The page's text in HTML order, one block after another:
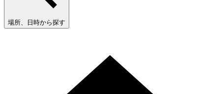
場所、日時から探す